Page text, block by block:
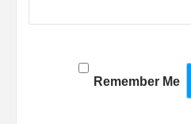
Remember Me